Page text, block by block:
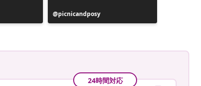
投
稿
picnicandposy
24時間対応